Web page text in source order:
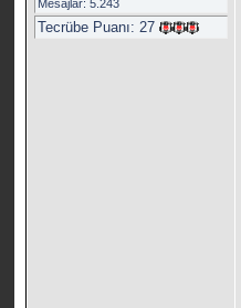
Mesajlar: 5.243
Tecrübe Puanı:27